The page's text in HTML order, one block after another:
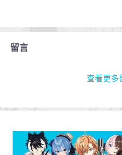
留言
查看更多